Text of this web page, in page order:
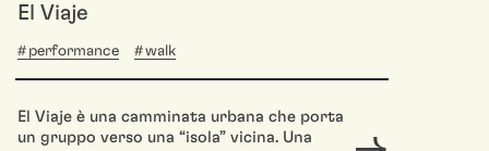
El Viaje
performance walk
El Viaje è una camminata urbana che porta
un gruppo verso una “isola” vicina. Una